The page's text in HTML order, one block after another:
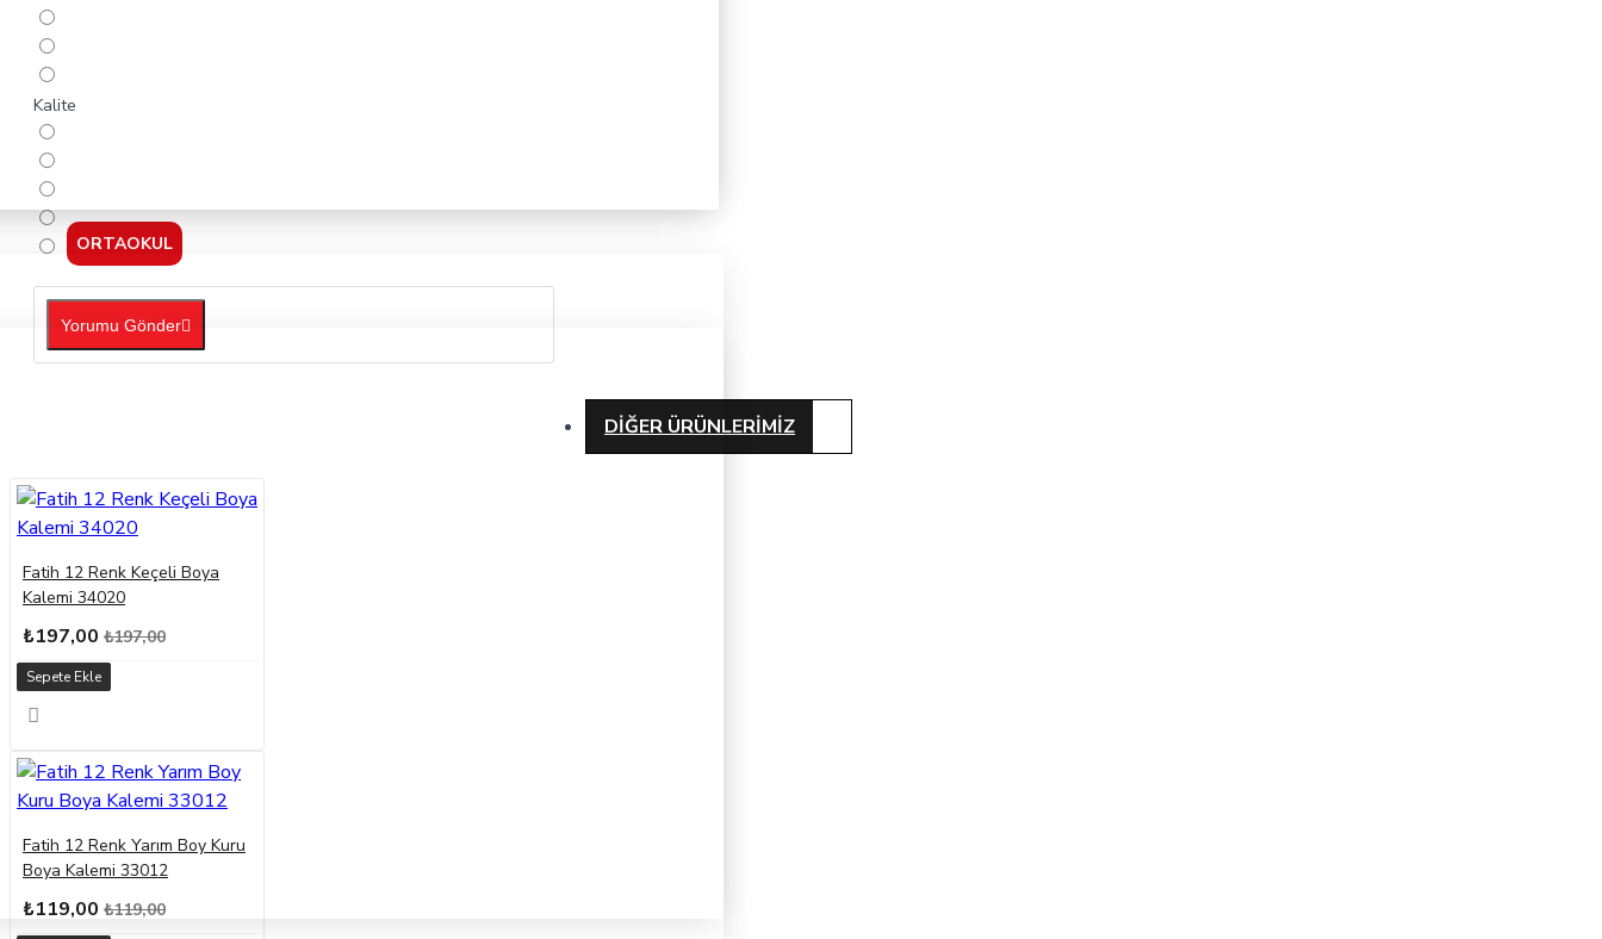
ORTAOKUL
Kalite
Yorumu Gönder
DIĞER ÜRÜNLERIMIZ
Fatih 12 Renk Keçeli Boya
Kalemi 34020
₺197,00 ₺197,00
Sepete Ekle
Fatih 12 Renk Yarım Boy Kuru
Boya Kalemi 33012
₺119,00 ₺119,00